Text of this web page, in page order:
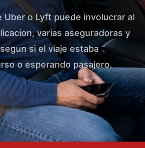
Uber o Lyft puede involucrar al
varias aseguradoras y
si el viaje estaba
o esperando pasajero.